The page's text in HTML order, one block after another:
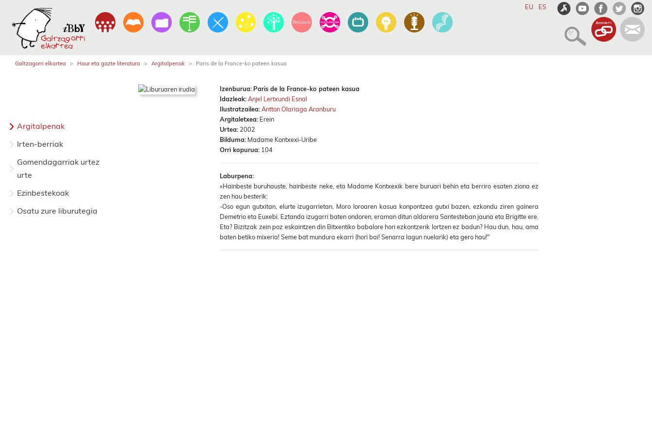
ES
EU
Galtzagorri elkartea Haur eta gazte literatura Argitalpenak Paris de la France-ko pateen kasua
Argitalpenak
Irten-berriak
Gomendagarriak urtez
urte
Ezinbestekoak
Osatu zure liburutegia
Izenburua: Paris de la France-ko pateen kasua
Idazleak:Anjel Lertxundi Esnal
Ilustratzailea:Antton Olariaga Aranburu
Argitaletxea: Erein
Urtea: 2002
Bilduma: Madame Kontxexi-Uribe
Orri kopurua: 104
Laburpena:
«Hainbeste buruhauste, hainbeste neke, eta Madame Kontxexik bere buruari behin eta berriro esaten ziona ez
zen hau besterik:
-Oso egun gutxitan, elurte izugarrietan, Moro loroaren kasua konpontzea gutxi bazen, ezkondu ziren gainera
Demetrio eta Euxebi. Eztanda izugarri baten ondoren, eraman ditun aldarera Santesteban jauna eta Brigitte ere.
Eta? Bizitzak zein poz eskaintzen din Bitxentiko babalore hori ezkontzerik lortzen ez badun? Hau dun, hau, ama
baten betiko mixeria! Seme bat mundura ekarri (hori bai! Senarra lagun nuelarik) eta gero hau!"